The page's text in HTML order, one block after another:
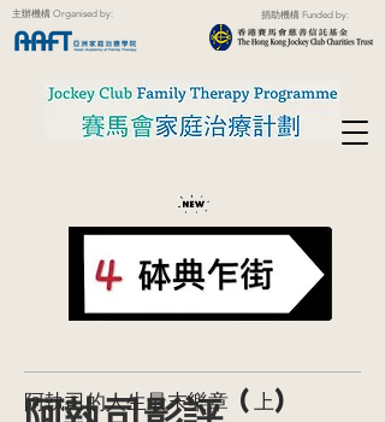
主辦機構 Organised by: 捐助機構 Funded by:
阿執司的人生最末樂章 (上)